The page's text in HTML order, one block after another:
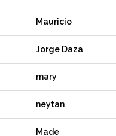
Mauricio
Jorge Daza
mary
neytan
Made